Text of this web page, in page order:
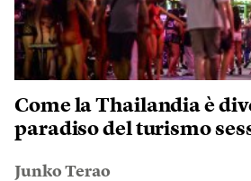
Come la Thailandia è
paradiso del turismo
Junko Terao